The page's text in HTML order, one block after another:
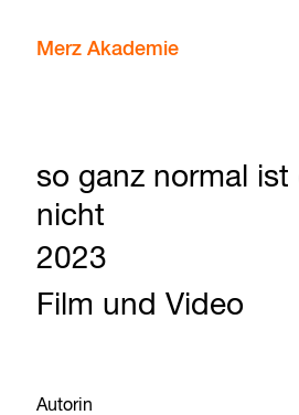
Merz Akademie
so ganz normal ist
nicht
2023
Film und Video
Autorin